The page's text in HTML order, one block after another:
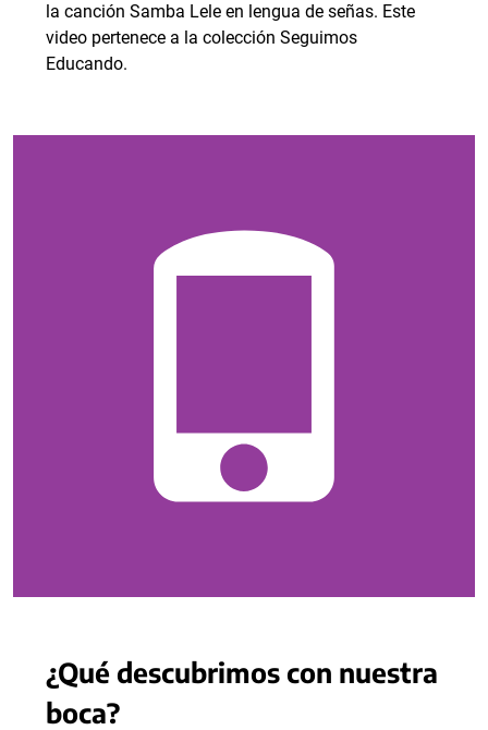
la canción Samba Lele en lengua de señas. Este
video pertenece a la colección Seguimos
Educando.
¿Qué descubrimos con nuestra
boca?